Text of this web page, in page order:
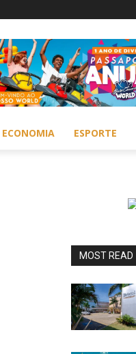
ECONOMIA ESPORTE
MOST READ